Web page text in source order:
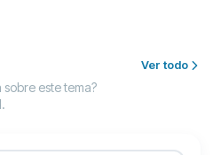
este tema?
Ver todo